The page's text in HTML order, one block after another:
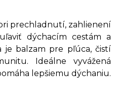
prechladnutí, zahlienení
dýchacím cestám a
je balzam pre pľúca, čistí
Ideálne vyvážená
lepšiemu dýchaniu.